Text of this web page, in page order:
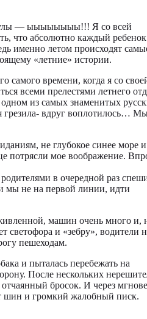
— ыыыыыыыы!!! Я со всей
что абсолютно каждый
именно летом происходят
«летние» истории.
самого времени, когда я со
всеми прелестями летнего
из самых знаменитых
грезила- вдруг воплотилось…
не глубокое синее море и
потрясли мое воображение.
в очередной раз
мы не на первой линии, идти
машин очень много и,
светофора и «зебру», водители
пешеходам.
и пыталась перебежать на
После нескольких
бросок. И через
шин и громкий жалобный писк.